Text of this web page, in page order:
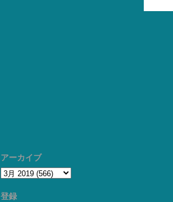
アーカイブ
登録